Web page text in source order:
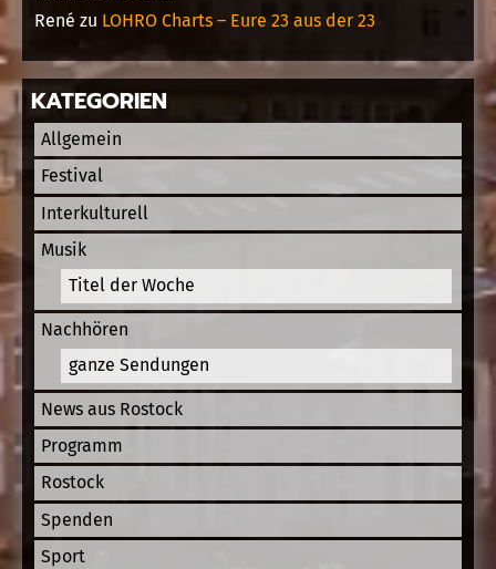
René zu LOHRO Charts – Eure 23 aus der 23
KATEGORIEN
Allgemein
Festival
Interkulturell
Musik
Titel der Woche
Nachhören
ganze Sendungen
News aus Rostock
Programm
Rostock
Spenden
Sport